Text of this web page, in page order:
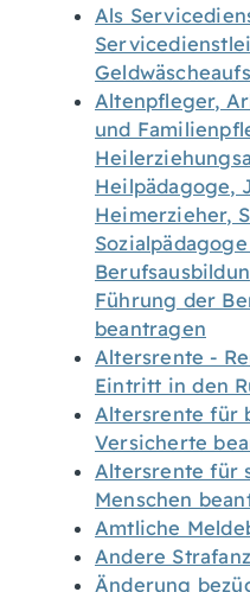
Als
Altenpfleger,
und
Heilpädagoge,
Heimerzieher,
Führung der
beantragen
Altersrente -
Eintritt in den
Altersrente für
Versicherte
Altersrente für
Menschen
Amtliche
Andere
Änderung